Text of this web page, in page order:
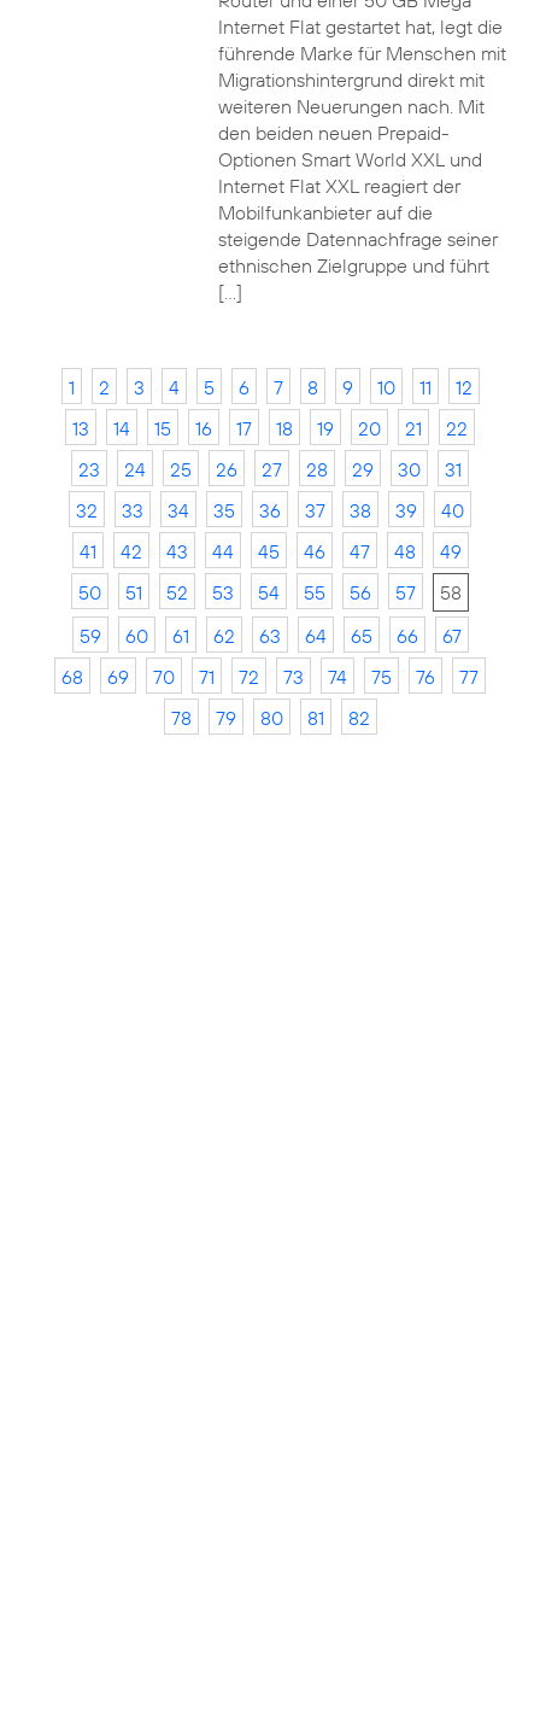
Internet Flat gestartet hat, legt die
führende Marke für Menschen mit
Migrationshintergrund direkt mit
weiteren Neuerungen nach. Mit
den beiden neuen Prepaid-
Optionen Smart World XXL und
Internet Flat XXL reagiert der
Mobilfunkanbieter auf die
steigende Datennachfrage seiner
ethnischen Zielgruppe und führt
[…]
1 2 3 4 5 6 7 8 9 10 11
12
13
14 15 16 17 18 19 20 21
22
23
24 25 26 27 28 29 30
31
32
33 34 35 36 37 38 39
40
41
42 43 44 45 46 47 48
49
50
51 52 53 54 55 56 57
58
59
60 61 62 63 64 65 66
67
68
69 70 71 72 73 74 75 76
77
78
79 80 81 82